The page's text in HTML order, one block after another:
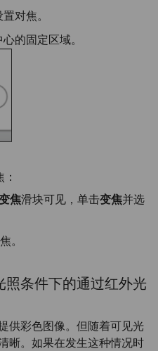
对焦。
的固定区域。
焦滑块可见，单击变焦并选
。
照条件下的通过红外光
供彩色图像。但随着可见光
晰。如果在发生这种情况时